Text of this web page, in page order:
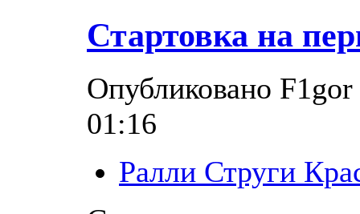
Стартовка на
Опубликовано
01:16
Ралли Струги